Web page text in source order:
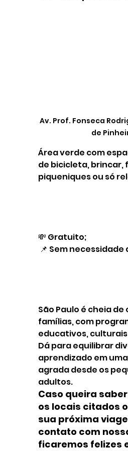
Av. Prof. Fonseca
de
Área verde com
de bicicleta, brincar,
piqueniques ou só
💸 Gratuito;
📌 Sem necessidade
São Paulo é cheia
famílias, com
educativos,
Dá para equilibrar
aprendizado em
agrada desde os
adultos.
Caso queira
os locais citados
sua próxima
contato com
ficaremos felizes